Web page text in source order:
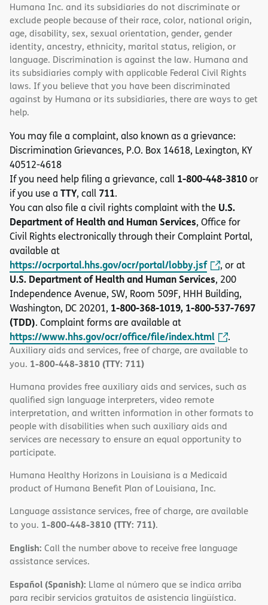
Humana Inc. and its subsidiaries do not discriminate or
exclude people because of their race, color, national origin,
age, disability, sex, sexual orientation, gender, gender
identity, ancestry, ethnicity, marital status, religion, or
language. Discrimination is against the law. Humana and
its subsidiaries comply with applicable Federal Civil Rights
laws. If you believe that you have been discriminated
against by Humana or its subsidiaries, there are ways to get
help.
You may file a complaint, also known as a grievance:
Discrimination Grievances, P.O. Box 14618, Lexington, KY
40512-4618
If you need help filing a grievance, call 1-800-448-3810or
if you use a TTY, call 711.
You can also file a civil rights complaint with the U.S.
Department of Health and Human Services, Office for
Civil Rights electronically through their Complaint Portal,
available at
https://ocrportal.hhs.gov/ocr/portal/lobby.jsf , or at
U.S. Department of Health and Human Services, 200
Independence Avenue, SW, Room 509F, HHH Building,
Washington, DC 20201, 1-800-368-1019, 1-800-537-7697
(TDD). Complaint forms are available at
https://www.hhs.gov/ocr/office/file/index.html .
Auxiliary aids and services, free of charge, are available to
you. 1-800-448-3810 (TTY: 711)
Humana provides free auxiliary aids and services, such as
qualified sign language interpreters, video remote
interpretation, and written information in other formats to
people with disabilities when such auxiliary aids and
services are necessary to ensure an equal opportunity to
participate.
Humana Healthy Horizons in Louisiana is a Medicaid
product of Humana Benefit Plan of Louisiana, Inc.
Language assistance services, free of charge, are available
to you. 1-800-448-3810 (TTY: 711).
English: Call the number above to receive free language
assistance services.
Español (Spanish): Llame al número que se indica arriba
para recibir servicios gratuitos de asistencia lingüística.